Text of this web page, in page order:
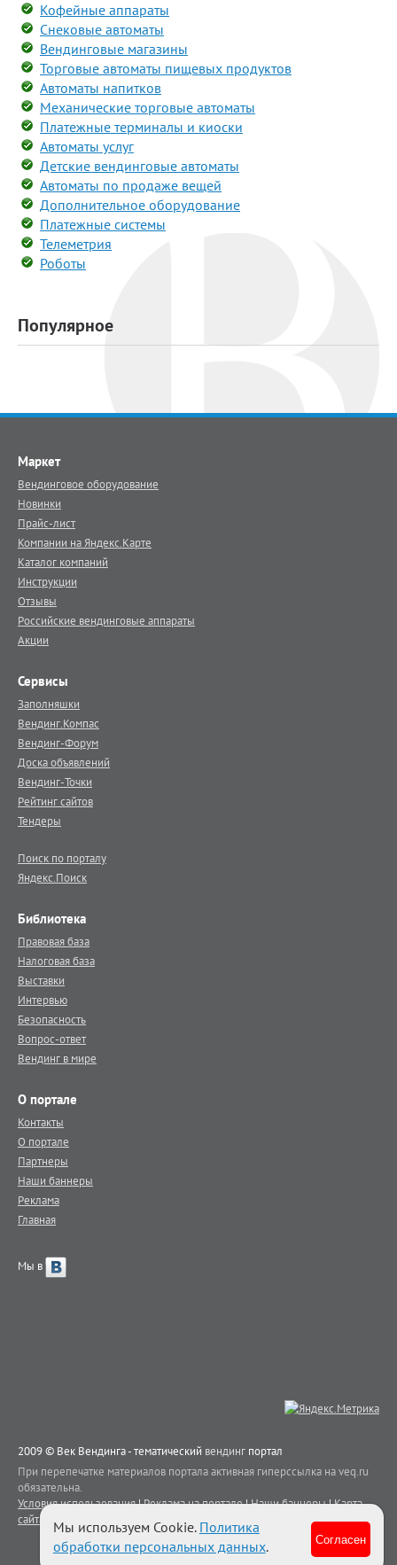
Кофейные аппараты
Снековые автоматы
Вендинговые магазины
Торговые автоматы пищевых продуктов
Автоматы напитков
Механические торговые автоматы
Платежные терминалы и киоски
Автоматы услуг
Детские вендинговые автоматы
Автоматы по продаже вещей
Дополнительное оборудование
Платежные системы
Телеметрия
Роботы
Популярное
Маркет
Вендинговое оборудование
Новинки
Прайс-лист
Компании на Яндекс.Карте
Каталог компаний
Инструкции
Отзывы
Российские вендинговые аппараты
Акции
Сервисы
Заполняшки
Вендинг.Компас
Вендинг-Форум
Доска объявлений
Вендинг-Точки
Рейтинг сайтов
Тендеры
Поиск по порталу
Яндекс.Поиск
Библиотека
Правовая база
Налоговая база
Выставки
Интервью
Безопасность
Вопрос-ответ
Вендинг в мире
О портале
Контакты
О портале
Партнеры
Наши баннеры
Реклама
Главная
Мы в
2009 © Век Вендинга - тематический вендинг портал
При перепечатке материалов портала активная гиперссылка на veq.ru
обязательна.
Условия использования|Реклама на портале|Наши баннеры|Карта
сайта
Контакты
Мы используем Cookie. Политика
обработки персональных данных. Согласен